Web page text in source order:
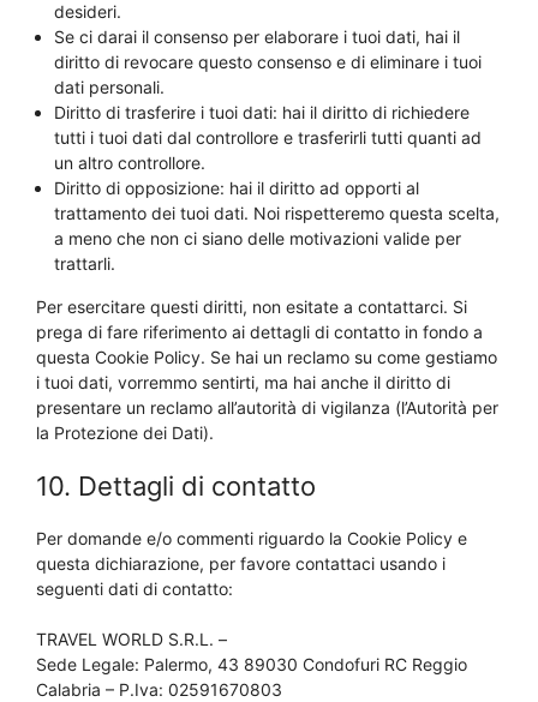
desideri.
Se ci darai il consenso per elaborare i tuoi dati, hai il
diritto di revocare questo consenso e di eliminare i tuoi
dati personali.
Diritto di trasferire i tuoi dati: hai il diritto di richiedere
tutti i tuoi dati dal controllore e trasferirli tutti quanti ad
un altro controllore.
Diritto di opposizione: hai il diritto ad opporti al
trattamento dei tuoi dati. Noi rispetteremo questa scelta,
a meno che non ci siano delle motivazioni valide per
trattarli.
Per esercitare questi diritti, non esitate a contattarci. Si
prega di fare riferimento ai dettagli di contatto in fondo a
questa Cookie Policy. Se hai un reclamo su come gestiamo
i tuoi dati, vorremmo sentirti, ma hai anche il diritto di
presentare un reclamo all’autorità di vigilanza (l’Autorità per
la Protezione dei Dati).
10. Dettagli di contatto
Per domande e/o commenti riguardo la Cookie Policy e
questa dichiarazione, per favore contattaci usando i
seguenti dati di contatto:
TRAVEL WORLD S.R.L. –
Sede Legale: Palermo, 43 89030 Condofuri RC Reggio
Calabria – P.Iva: 02591670803